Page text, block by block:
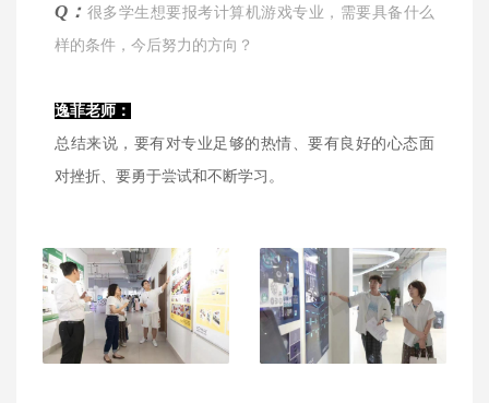
Q： 很多学生想要报考计算机游戏专业，需要具备什么
样的条件，今后努力的方向？
逸菲老师：
总结来说，要有对专业足够的热情、要有良好的心态面
对挫折、要勇于尝试和不断学习。